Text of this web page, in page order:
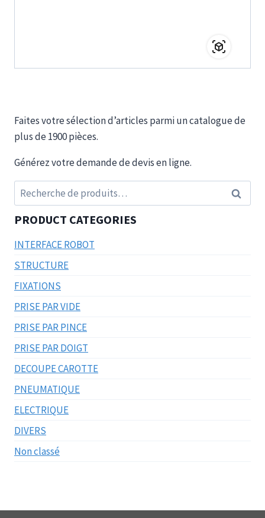
Faites votre sélection d’articles parmi un catalogue de
plus de 1900 pièces.
Générez votre demande de devis en ligne.
Recherche
pour :
PRODUCT CATEGORIES
INTERFACE ROBOT
STRUCTURE
FIXATIONS
PRISE PAR VIDE
PRISE PAR PINCE
PRISE PAR DOIGT
DECOUPE CAROTTE
PNEUMATIQUE
ELECTRIQUE
DIVERS
Non classé